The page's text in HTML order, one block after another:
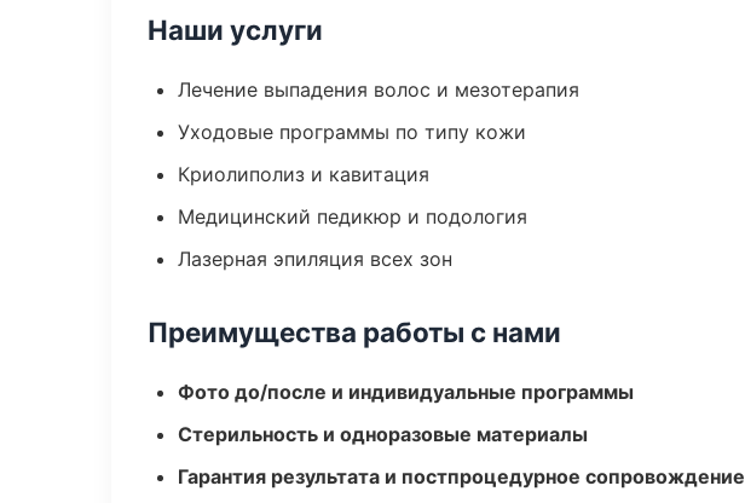
Наши услуги
Лечение выпадения волос и мезотерапия
Уходовые программы по типу кожи
Криолиполиз и кавитация
Медицинский педикюр и подология
Лазерная эпиляция всех зон
Преимущества работы с нами
Фото до/после и индивидуальные программы
Стерильность и одноразовые материалы
Гарантия результата и постпроцедурное сопровождение